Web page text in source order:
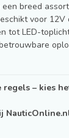
een breed
voor
tot LED-
regels – kies